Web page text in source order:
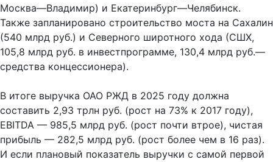
Москва—Владимир) и Екатеринбург—Челябинск.
Также запланировано строительство моста на Сахалин
(540 млрд руб.) и Северного широтного хода (СШХ,
105,8 млрд руб. в инвестпрограмме, 130,4 млрд руб.—
средства концессионера).
В итоге выручка ОАО РЖД в 2025 году должна
составить 2,93 трлн руб. (рост на 73% к 2017 году),
EBITDA — 985,5 млрд руб. (рост почти втрое), чистая
прибыль — 282,5 млрд руб. (рост более чем в 16 раз).
И если плановый показатель выручки с самой первой